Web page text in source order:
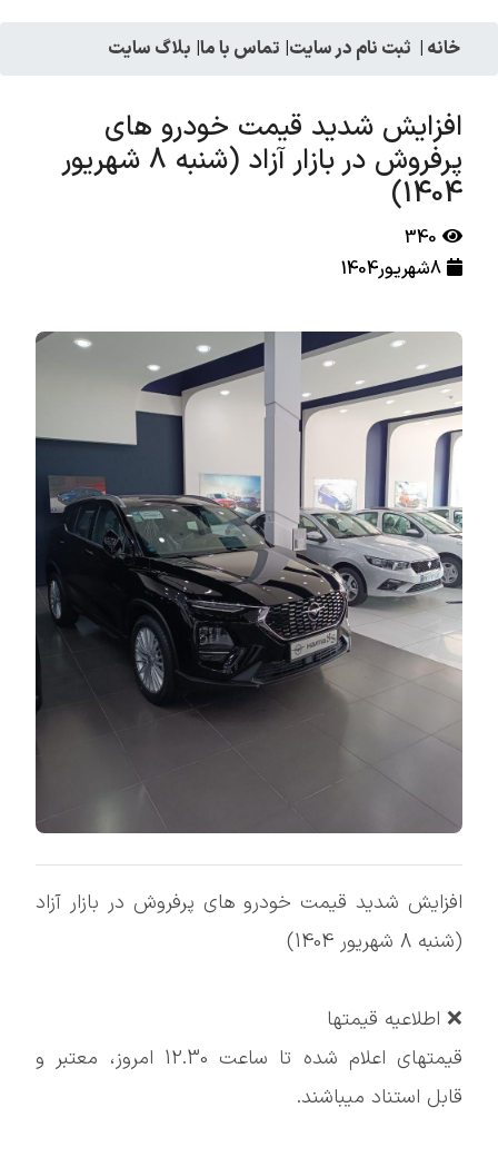
خانه | ثبت نام در سایت| تماس با ما| بلاگ سایت
افزایش شدید قیمت خودرو های
پرفروش در بازار آزاد (شنبه 8 شهریور
1404)
340
8شهریور1404
افزایش شدید قیمت خودرو های پرفروش در بازار آزاد
(شنبه 8 شهریور 1404)
❌ اطلاعیه قیمتها
قیمتهای اعلام شده تا ساعت 12.30 امروز، معتبر و
قابل استناد میباشند.